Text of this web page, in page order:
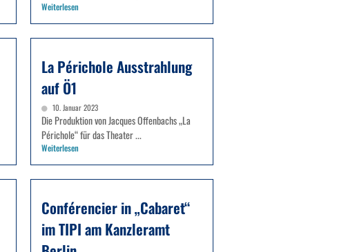
Weiterlesen
La Périchole Ausstrahlung
auf Ö1
10. Januar 2023
Die Produktion von Jacques Offenbachs „La
Périchole“ für das Theater ...
Weiterlesen
Conférencier in „Cabaret“
im TIPI am Kanzleramt